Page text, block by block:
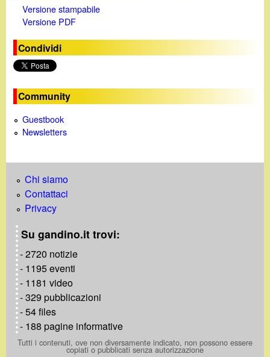
e
Versione stampabile
Versione PDF
Condividi
Community
Guestbook
Newsletters
Chi siamo
Contattaci
Privacy
Su gandino.it trovi:
- 2720 notizie
- 1195 eventi
- 1181 video
- 329 pubblicazioni
- 54 files
- 188 pagine informative
Tutti i contenuti, ove non diversamente indicato, non possono essere
copiati o pubblicati senza autorizzazione